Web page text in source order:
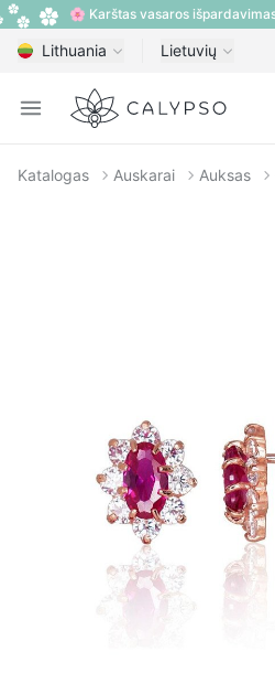
🌸 Karštas vasaros
Lithuania Lietuvių
Open menu
Calypso
Katalogas Auskarai Auksas